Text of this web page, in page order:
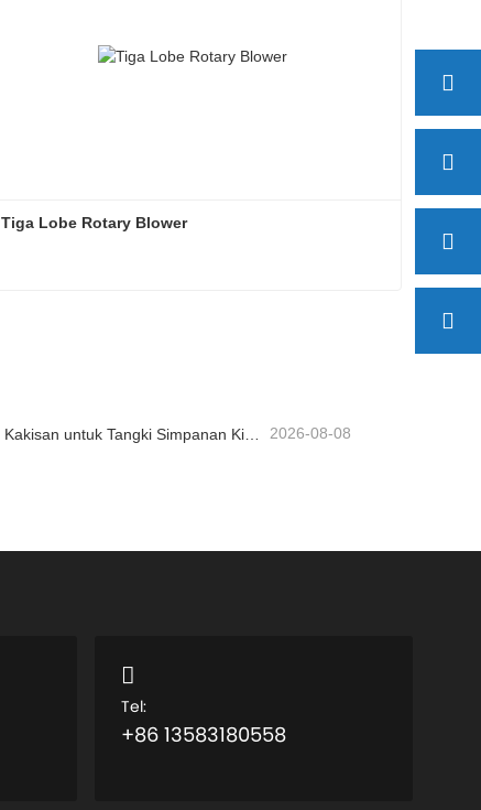
Tiga Lobe Rotary Blower
2026-08-08
Tel:
+86 13583180558